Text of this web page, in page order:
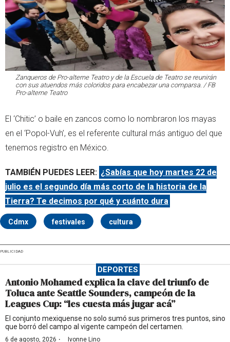
Zanqueros de Pro-alterne Teatro y de la Escuela de Teatro se reunirán
con sus atuendos más coloridos para encabezar una comparsa. / FB
Pro-alterne Teatro
El ‘Chitic’ o baile en zancos como lo nombraron los mayas
en el ‘Popol-Vuh’, es el referente cultural más antiguo del que
tenemos registro en México.
TAMBIÉN PUEDES LEER: ¿Sabías que hoy martes 22 de
julio es el segundo día más corto de la historia de la
Tierra? Te decimos por qué y cuánto dura
Cdmx festivales cultura
PUBLICIDAD
DEPORTES
Antonio Mohamed explica la clave del triunfo de
Toluca ante Seattle Sounders, campeón de la
Leagues Cup: “les cuesta más jugar acá”
El conjunto mexiquense no solo sumó sus primeros tres puntos, sino
que borró del campo al vigente campeón del certamen.
6 de agosto, 2026 · Ivonne Lino